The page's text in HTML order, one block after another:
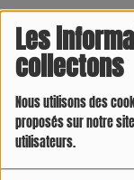
Les
collectons
Nous utilisons des
proposés sur notre
utilisateurs.
Nom*
Email*